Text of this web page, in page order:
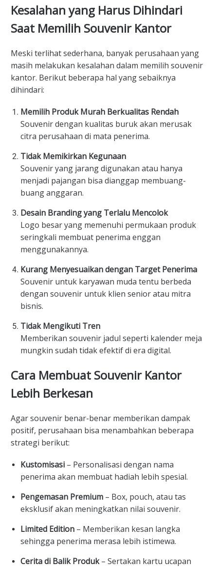
Kesalahan yang Harus Dihindari
Saat Memilih Souvenir Kantor
Meski terlihat sederhana, banyak perusahaan yang
masih melakukan kesalahan dalam memilih souvenir
kantor. Berikut beberapa hal yang sebaiknya
dihindari:
Memilih Produk Murah Berkualitas Rendah
Souvenir dengan kualitas buruk akan merusak
citra perusahaan di mata penerima.
Tidak Memikirkan Kegunaan
Souvenir yang jarang digunakan atau hanya
menjadi pajangan bisa dianggap membuang-
buang anggaran.
Desain Branding yang Terlalu Mencolok
Logo besar yang memenuhi permukaan produk
seringkali membuat penerima enggan
menggunakannya.
Kurang Menyesuaikan dengan Target Penerima
Souvenir untuk karyawan muda tentu berbeda
dengan souvenir untuk klien senior atau mitra
bisnis.
Tidak Mengikuti Tren
Memberikan souvenir jadul seperti kalender meja
mungkin sudah tidak efektif di era digital.
Cara Membuat Souvenir Kantor
Lebih Berkesan
Agar souvenir benar-benar memberikan dampak
positif, perusahaan bisa menambahkan beberapa
strategi berikut:
Kustomisasi – Personalisasi dengan nama
penerima akan membuat hadiah lebih spesial.
Pengemasan Premium – Box, pouch, atau tas
eksklusif akan meningkatkan nilai souvenir.
Limited Edition – Memberikan kesan langka
sehingga penerima merasa lebih istimewa.
Cerita di Balik Produk– Sertakan kartu ucapan